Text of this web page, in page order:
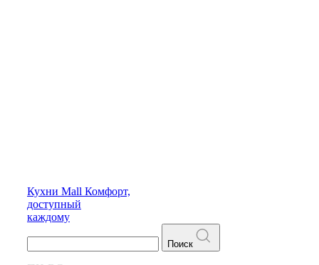
Кухни Mall Комфорт,
доступный
каждому
Поиск